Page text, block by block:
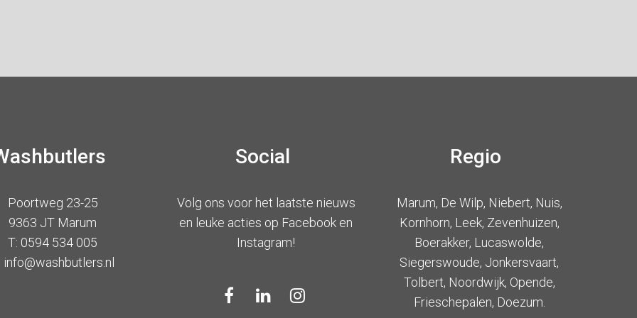
Poortweg 23-25
9363 JT Marum
T: 0594 534 005
info@washbutlers.nl
Social
Volg ons voor het laatste nieuws
en leuke acties op Facebook en
Instagram!
Regio
Marum, De Wilp, Niebert, Nuis,
Kornhorn, Leek, Zevenhuizen,
Boerakker, Lucaswolde,
Siegerswoude, Jonkersvaart,
Tolbert, Noordwijk, Opende,
Frieschepalen, Doezum.